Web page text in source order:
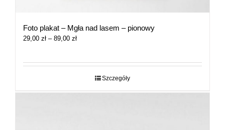
Foto plakat – Mgła nad lasem – pionowy
29,00 zł – 89,00 złZakres
29,00 zł
Szczegóły